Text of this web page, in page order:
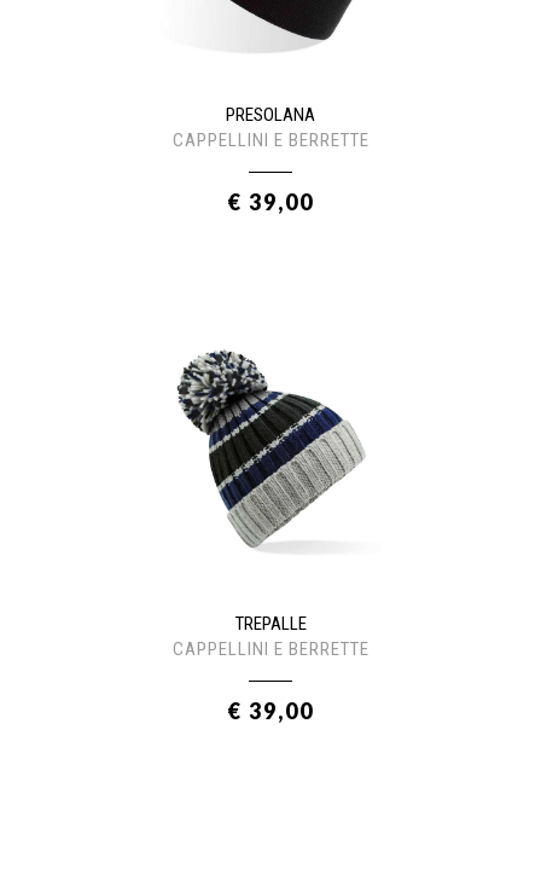
PRESOLANA
CAPPELLINI E BERRETTE
€ 39,00
TREPALLE
CAPPELLINI E BERRETTE
€ 39,00